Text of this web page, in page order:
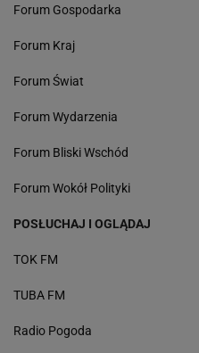
Forum Gospodarka
Forum Kraj
Forum Świat
Forum Wydarzenia
Forum Bliski Wschód
Forum Wokół Polityki
POSŁUCHAJ I OGLĄDAJ
TOK FM
TUBA FM
Radio Pogoda